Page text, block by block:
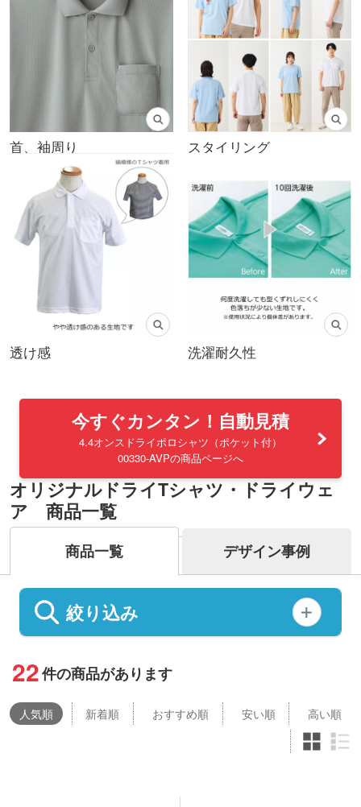
首、袖周り スタイリング
透け感 洗濯耐久性
今すぐカンタン！自動見積
4.4オンスドライポロシャツ（ポケット付）
00330-AVPの商品ページへ
オリジナルドライTシャツ・ドライウェ
ア 商品一覧
商品一覧 デザイン事例
絞り込み
22件の商品があります
人気順 新着順 おすすめ順 安い順 高い順